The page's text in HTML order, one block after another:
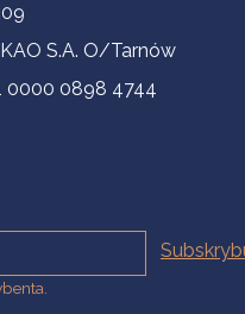
S.A. O/Tarnów
0000 0898 4744